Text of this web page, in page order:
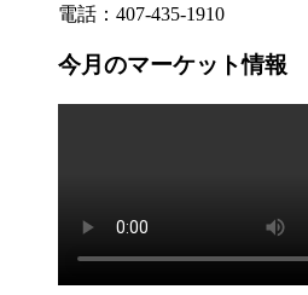
電話：407-435-1910
今月のマーケット情報